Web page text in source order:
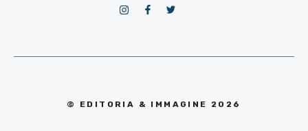
© EDITORIA & IMMAGINE 2026